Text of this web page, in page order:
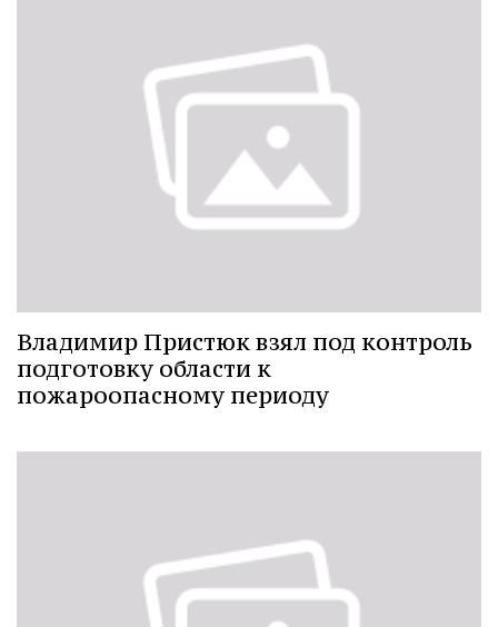
Владимир Пристюк взял под контроль
подготовку области к
пожароопасному периоду